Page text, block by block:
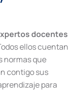
docentes
ellos cuentan
normas que
contigo sus
para